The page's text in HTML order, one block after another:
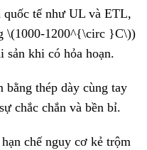
tế như UL và ETL,
\(1000-1200^{\circ }C\))
khi có hỏa hoạn.
thép dày cùng tay
chắc chắn và bền bỉ.
chế nguy cơ kẻ trộm